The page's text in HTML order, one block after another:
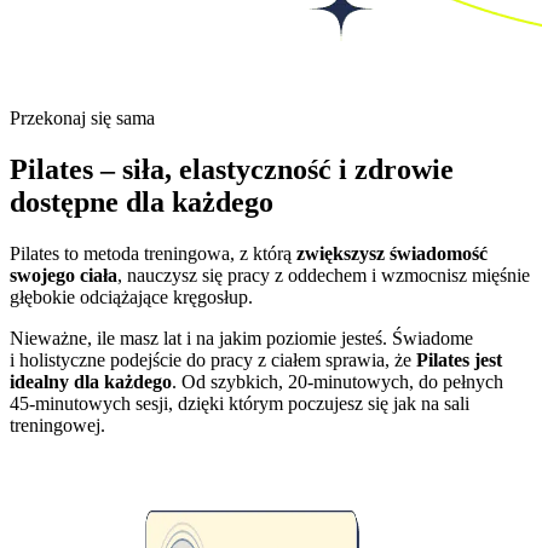
Przekonaj się sama
Pilates – siła, elastyczność i zdrowie
dostępne dla każdego
Pilates to metoda treningowa, z którą zwiększysz świadomość
swojego ciała, nauczysz się pracy z oddechem i wzmocnisz mięśnie
głębokie odciążające kręgosłup.
Nieważne, ile masz lat i na jakim poziomie jesteś. Świadome
i holistyczne podejście do pracy z ciałem sprawia, że Pilates jest
idealny dla każdego. Od szybkich, 20-minutowych, do pełnych
45-minutowych sesji, dzięki którym poczujesz się jak na sali
treningowej.